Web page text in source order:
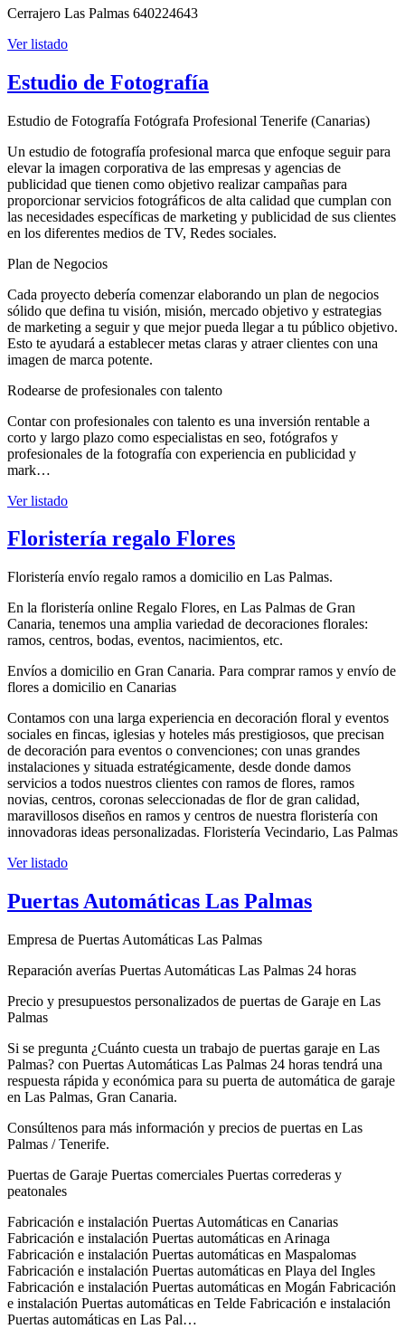
Cerrajero Las Palmas 640224643
Ver listado
Estudio de Fotografía
Estudio de Fotografía Fotógrafa Profesional Tenerife (Canarias)
Un estudio de fotografía profesional marca que enfoque seguir para
elevar la imagen corporativa de las empresas y agencias de
publicidad que tienen como objetivo realizar campañas para
proporcionar servicios fotográficos de alta calidad que cumplan con
las necesidades específicas de marketing y publicidad de sus clientes
en los diferentes medios de TV, Redes sociales.
Plan de Negocios
Cada proyecto debería comenzar elaborando un plan de negocios
sólido que defina tu visión, misión, mercado objetivo y estrategias
de marketing a seguir y que mejor pueda llegar a tu público objetivo.
Esto te ayudará a establecer metas claras y atraer clientes con una
imagen de marca potente.
Rodearse de profesionales con talento
Contar con profesionales con talento es una inversión rentable a
corto y largo plazo como especialistas en seo, fotógrafos y
profesionales de la fotografía con experiencia en publicidad y
mark…
Ver listado
Floristería regalo Flores
Floristería envío regalo ramos a domicilio en Las Palmas.
En la floristería online Regalo Flores, en Las Palmas de Gran
Canaria, tenemos una amplia variedad de decoraciones florales:
ramos, centros, bodas, eventos, nacimientos, etc.
Envíos a domicilio en Gran Canaria. Para comprar ramos y envío de
flores a domicilio en Canarias
Contamos con una larga experiencia en decoración floral y eventos
sociales en fincas, iglesias y hoteles más prestigiosos, que precisan
de decoración para eventos o convenciones; con unas grandes
instalaciones y situada estratégicamente, desde donde damos
servicios a todos nuestros clientes con ramos de flores, ramos
novias, centros, coronas seleccionadas de flor de gran calidad,
maravillosos diseños en ramos y centros de nuestra floristería con
innovadoras ideas personalizadas. Floristería Vecindario, Las Palmas
Ver listado
Puertas Automáticas Las Palmas
Empresa de Puertas Automáticas Las Palmas
Reparación averías Puertas Automáticas Las Palmas 24 horas
Precio y presupuestos personalizados de puertas de Garaje en Las
Palmas
Si se pregunta ¿Cuánto cuesta un trabajo de puertas garaje en Las
Palmas? con Puertas Automáticas Las Palmas 24 horas tendrá una
respuesta rápida y económica para su puerta de automática de garaje
en Las Palmas, Gran Canaria.
Consúltenos para más información y precios de puertas en Las
Palmas / Tenerife.
‎Puertas de Garaje ‎Puertas comerciales ‎Puertas correderas y
peatonales
Fabricación e instalación Puertas Automáticas en Canarias
Fabricación e instalación Puertas automáticas en Arinaga
Fabricación e instalación Puertas automáticas en Maspalomas
Fabricación e instalación Puertas automáticas en Playa del Ingles
Fabricación e instalación Puertas automáticas en Mogán Fabricación
e instalación Puertas automáticas en Telde Fabricación e instalación
Puertas automáticas en Las Pal…